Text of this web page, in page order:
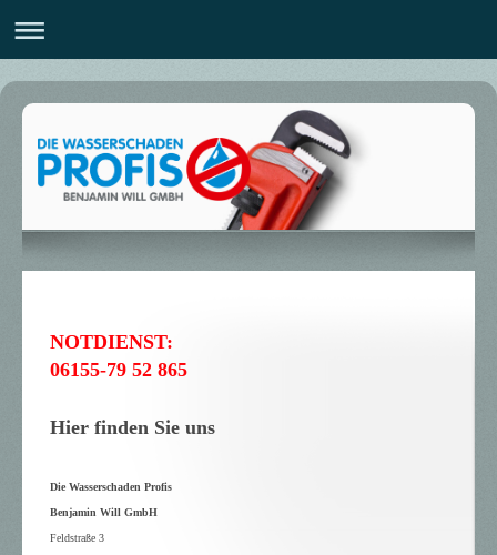
NOTDIENST:
06155-79 52 865
Hier finden Sie uns
Die Wasserschaden Profis
Benjamin Will GmbH
Feldstraße 3